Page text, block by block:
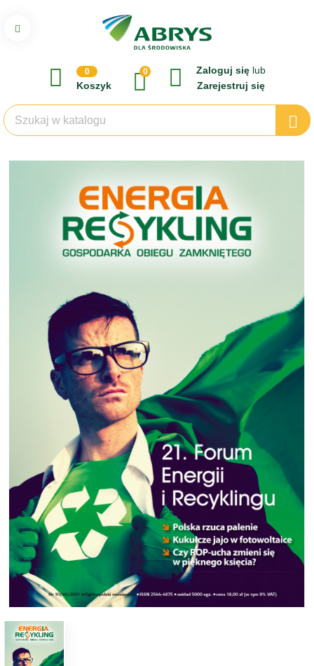
0
Koszyk
0 Zaloguj się lub
Zarejestruj się